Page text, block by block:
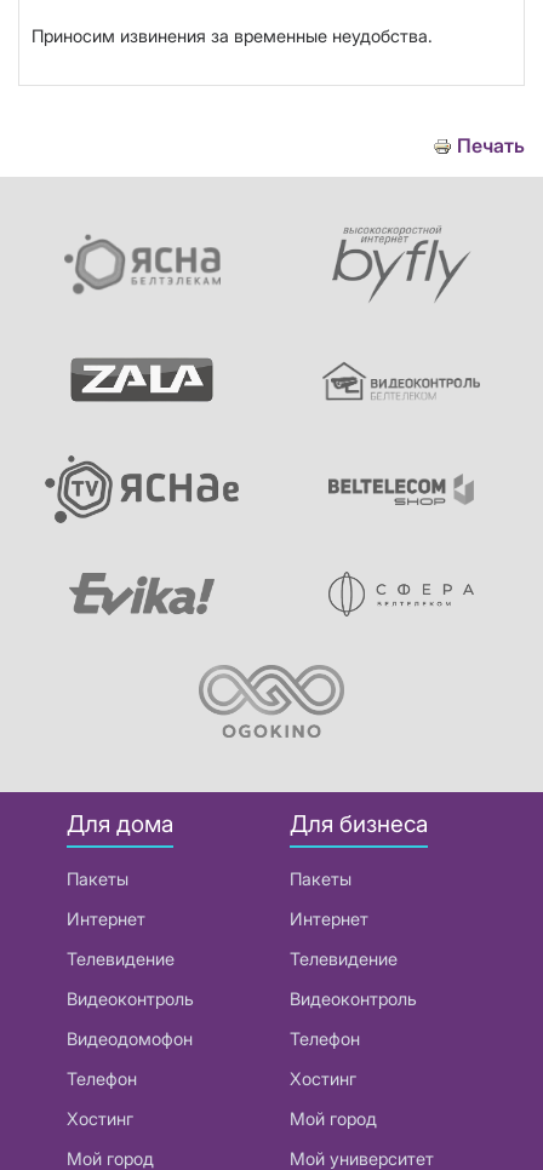
Приносим извинения за временные неудобства.
Печать
Для дома
Пакеты
Интернет
Телевидение
Видеоконтроль
Видеодомофон
Телефон
Хостинг
Мой город
Для бизнеса
Пакеты
Интернет
Телевидение
Видеоконтроль
Телефон
Хостинг
Мой город
Мой университет